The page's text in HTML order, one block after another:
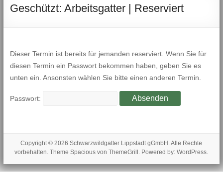
Geschützt: Arbeitsgatter | Reserviert
Dieser Termin ist bereits für jemanden reserviert. Wenn Sie für
diesen Termin ein Passwort bekommen haben, geben Sie es
unten ein. Ansonsten wählen Sie bitte einen anderen Termin.
Passwort:
Copyright © 2026Schwarzwildgatter Lippstadt gGmbH . Alle Rechte
vorbehalten. ThemeSpacious von ThemeGrill. Powered by:WordPress.